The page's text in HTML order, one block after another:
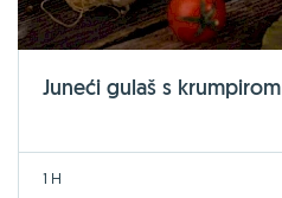
Juneći gulaš s krumpirom
1 H